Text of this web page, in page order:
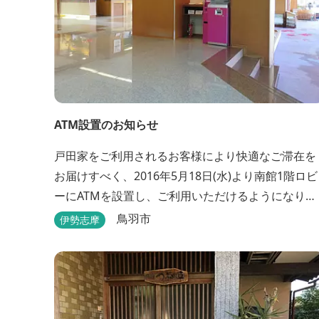
ATM設置のお知らせ
戸田家をご利用されるお客様により快適なご滞在を
お届けすべく、2016年5月18日(水)より南館1階ロビ
ーにATMを設置し、ご利用いただけるようになりま
す。 〇場所：南館1階ロビー For better
dispenser will be available at Todaya Hotel’s 1...
伊勢志摩 鳥羽市